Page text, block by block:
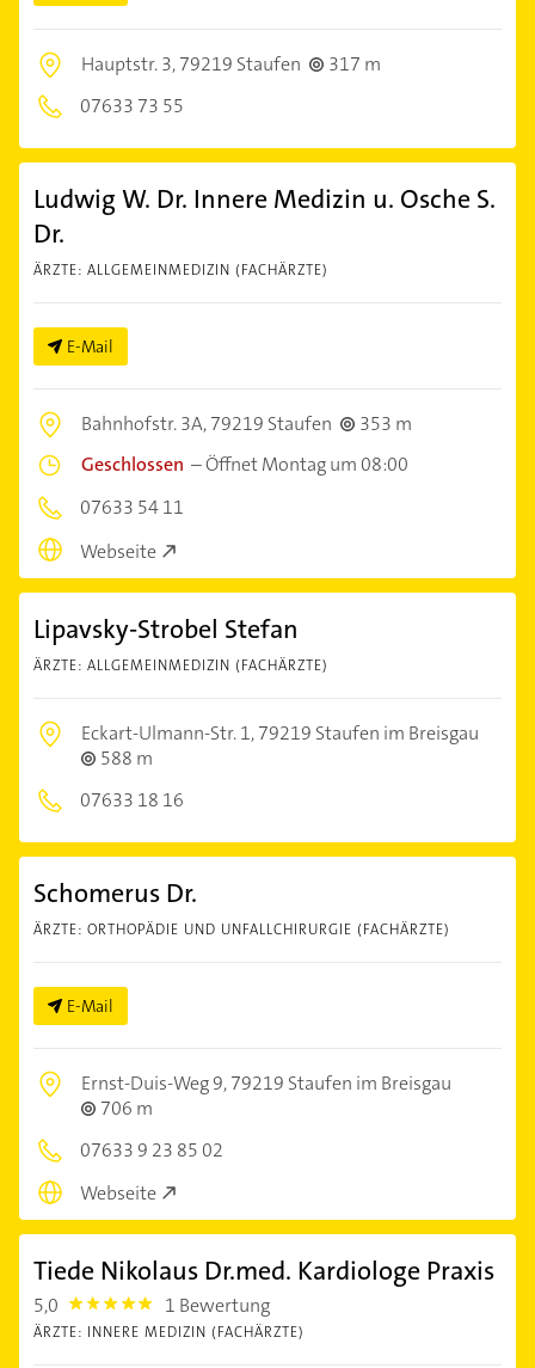
Hauptstr. 3,79219 Staufen
317 m
07633 73 55
Ludwig W. Dr. Innere Medizin u. Osche S.
Dr.
ÄRZTE: ALLGEMEINMEDIZIN (FACHÄRZTE)
E-Mail
Bahnhofstr. 3A,79219 Staufen
353 m
Geschlossen –Öffnet Montag um 08:00
07633 54 11
Webseite
Lipavsky-Strobel Stefan
ÄRZTE: ALLGEMEINMEDIZIN (FACHÄRZTE)
Eckart-Ulmann-Str. 1,79219 Staufen im Breisgau
588 m
07633 18 16
Schomerus Dr.
ÄRZTE: ORTHOPÄDIE UND UNFALLCHIRURGIE (FACHÄRZTE)
E-Mail
Ernst-Duis-Weg 9,79219 Staufen im Breisgau
706 m
07633 9 23 85 02
Webseite
Tiede Nikolaus Dr.med. Kardiologe Praxis
5,0 5.0 1 Bewertung
ÄRZTE: INNERE MEDIZIN (FACHÄRZTE)